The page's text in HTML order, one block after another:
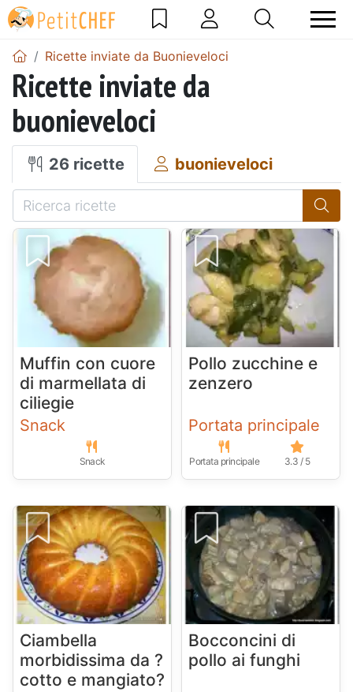
Ricette inviate da Buonieveloci
Ricette inviate da
buonieveloci
26 ricette buonieveloci
Muffin con cuore
di marmellata di
ciliegie
Snack
Snack
Pollo zucchine e
zenzero
Portata principale
Portata principale 3.3 / 5
Ciambella
morbidissima da ?
cotto e mangiato?
Bocconcini di
pollo ai funghi